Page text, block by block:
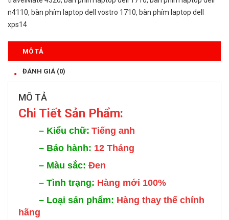
n4110, bàn phím laptop dell vostro 1710, bàn phím laptop dell
xps14
MÔ TẢ
ĐÁNH GIÁ (0)
MÔ TẢ
Chi Tiết Sản Phẩm:
– Kiểu chữ: Tiếng anh
– Bảo hành: 12 Tháng
– Màu sắc: Đen
– Tình trạng: Hàng mới 100%
– Loại sản phẩm: Hàng thay thế chính
hãng